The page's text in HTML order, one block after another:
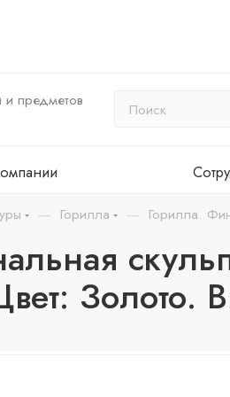
и предметов
— Горилла — Горилла.
Золото.